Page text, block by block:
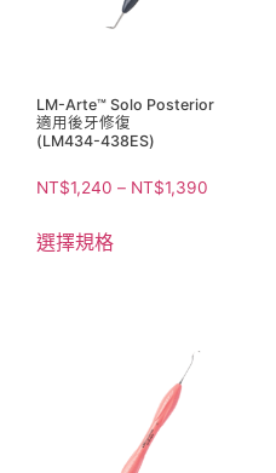
LM-Arte™ Solo Posterior
適用後牙修復
(LM434-438ES)
NT$1,240 – NT$1,390
選擇規格